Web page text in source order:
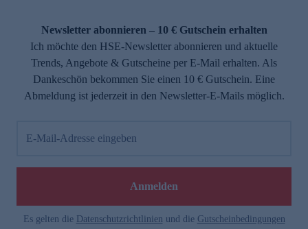
Newsletter abonnieren – 10 € Gutschein erhalten
Ich möchte den HSE-Newsletter abonnieren und aktuelle
Trends, Angebote & Gutscheine per E-Mail erhalten. Als
Dankeschön bekommen Sie einen 10 € Gutschein. Eine
Abmeldung ist jederzeit in den Newsletter-E-Mails möglich.
E-Mail-Adresse eingeben
Anmelden
Es gelten die Datenschutzrichtlinien und die Gutscheinbedingungen